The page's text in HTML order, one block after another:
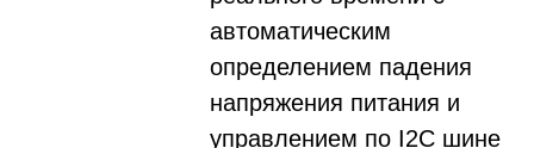
автоматическим
определением падения
напряжения питания и
управлением по I2C шине